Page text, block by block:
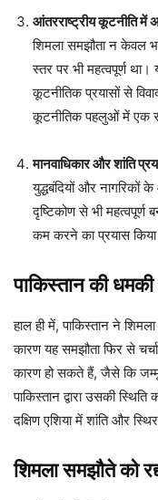
आंतरराष्ट्रीय कूटनीति में
शिमला समझौता न केवल
स्तर पर भी महत्वपूर्ण था।
कूटनीतिक प्रयासों से
कूटनीतिक पहलुओं में एक
मानवाधिकार और शांति
युद्धबंदियों और नागरिकों
दृष्टिकोण से भी महत्वपूर्ण
कम करने का प्रयास किया
पाकिस्तान की
हाल ही में, पाकिस्तान ने
कारण यह समझौता फिर से
कारण हो सकते हैं, जैसे कि
पाकिस्तान द्वारा उसकी
दक्षिण एशिया में शांति और
शिमला समझौते को